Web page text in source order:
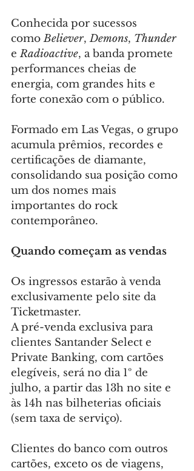
Conhecida por sucessos
como Believer, Demons, Thunder
e Radioactive, a banda promete
performances cheias de
energia, com grandes hits e
forte conexão com o público.
Formado em Las Vegas, o grupo
acumula prêmios, recordes e
certificações de diamante,
consolidando sua posição como
um dos nomes mais
importantes do rock
contemporâneo.
Quando começam as vendas
Os ingressos estarão à venda
exclusivamente pelo site da
Ticketmaster.
A pré-venda exclusiva para
clientes Santander Select e
Private Banking, com cartões
elegíveis, será no dia 1º de
julho, a partir das 13h no site e
às 14h nas bilheterias oficiais
(sem taxa de serviço).
Clientes do banco com outros
cartões, exceto os de viagens,